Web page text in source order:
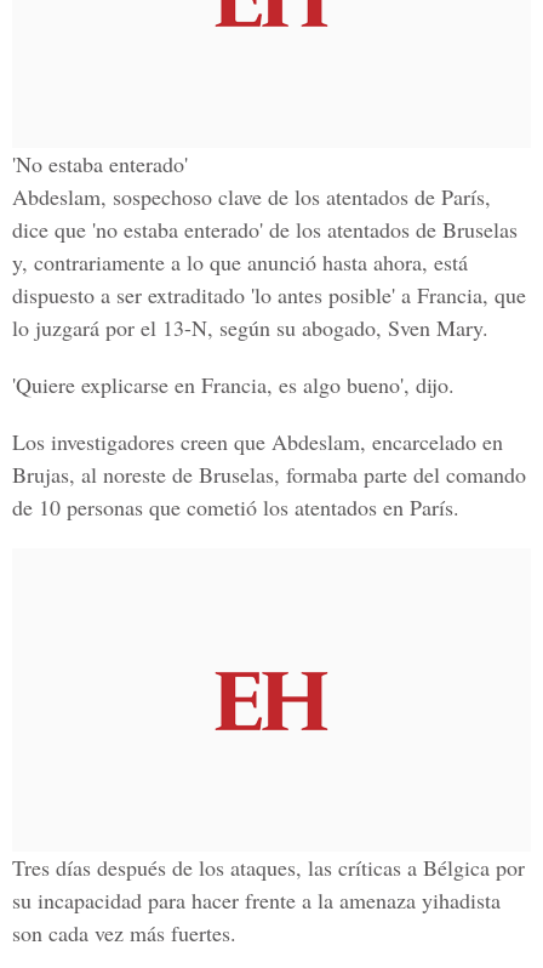
'No estaba enterado'
Abdeslam, sospechoso clave de los atentados de París,
dice que 'no estaba enterado' de los atentados de Bruselas
y, contrariamente a lo que anunció hasta ahora, está
dispuesto a ser extraditado 'lo antes posible' a Francia, que
lo juzgará por el 13-N, según su abogado, Sven Mary.
'Quiere explicarse en Francia, es algo bueno', dijo.
Los investigadores creen que Abdeslam, encarcelado en
Brujas, al noreste de Bruselas, formaba parte del comando
de 10 personas que cometió los atentados en París.
Tres días después de los ataques, las críticas a Bélgica por
su incapacidad para hacer frente a la amenaza yihadista
son cada vez más fuertes.